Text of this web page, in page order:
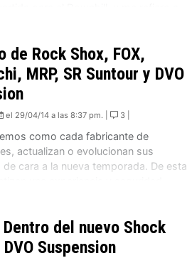
Mountainbike, demostrando que si
de igual a igual con […]
de Rock Shox, FOX,
MRP, SR Suntour y DVO
el 29/04/14 a las 8:37 pm. | 3 |
como cada fabricante de
actualizan o evolucionan sus
cara a la nueva temporada. De esta
terrenos y condiciones en las
Enduro ha cambiado bastante el
este sentido, obligando […]
del nuevo Shock
Suspension